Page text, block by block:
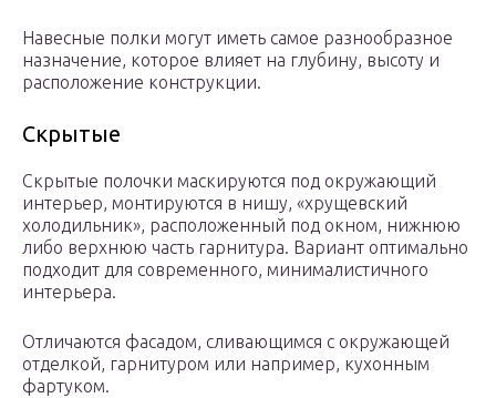
Навесные полки могут иметь самое разнообразное
назначение, которое влияет на глубину, высоту и
расположение конструкции.
Скрытые
Скрытые полочки маскируются под окружающий
интерьер, монтируются в нишу, «хрущевский
холодильник», расположенный под окном, нижнюю
либо верхнюю часть гарнитура. Вариант оптимально
подходит для современного, минималистичного
интерьера.
Отличаются фасадом, сливающимся с окружающей
отделкой, гарнитуром или например, кухонным
фартуком.